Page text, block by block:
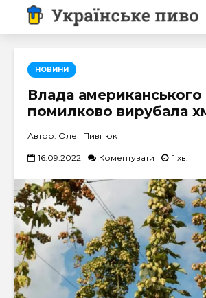
НОВИНИ
Влада американського
помилково вирубала
Автор: Олег Пивнюк
16.09.2022 Коментувати 1 хв.